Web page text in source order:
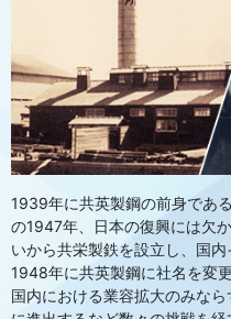
1939年に共英製鋼の前身であ
の1947年、日本の復興には欠
いから共栄製鉄を設立し、国内
1948年に共英製鋼に社名を変更
国内における業容拡大のみな